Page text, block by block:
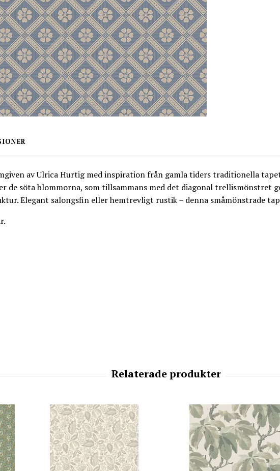
av Ulrica Hurtig med inspiration från gamla tiders traditionella
de söta blommorna, som tillsammans med det diagonal trellismönstret
Elegant salongsfin eller hemtrevligt rustik – denna småmönstrade